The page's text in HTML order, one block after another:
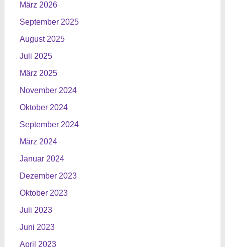
März 2026
September 2025
August 2025
Juli 2025
März 2025
November 2024
Oktober 2024
September 2024
März 2024
Januar 2024
Dezember 2023
Oktober 2023
Juli 2023
Juni 2023
April 2023